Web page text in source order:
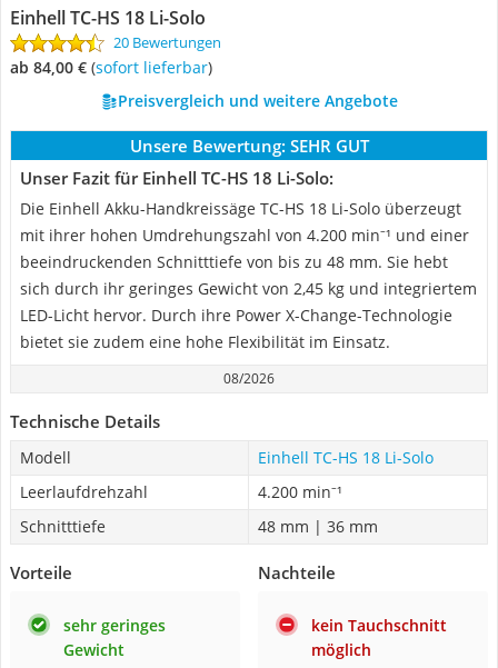
Einhell TC-HS 18 Li-Solo
20 Bewertungen
ab 84,00 € ( Sofort lieferbar)
Preisvergleich und weitere Angebote
Unsere Bewertung: SEHR GUT
Unser Fazit für Einhell TC-HS 18 Li-Solo:
Die Einhell Akku-Handkreissäge TC-HS 18 Li-Solo überzeugt
mit ihrer hohen Umdrehungszahl von 4.200 min⁻¹ und einer
beeindruckenden Schnitttiefe von bis zu 48 mm. Sie hebt
sich durch ihr geringes Gewicht von 2,45 kg und integriertem
LED-Licht hervor. Durch ihre Power X-Change-Technologie
bietet sie zudem eine hohe Flexibilität im Einsatz.
08/2026
Technische Details
Modell
Einhell TC-HS 18 Li-Solo
Leerlaufdrehzahl
4.200 min⁻¹
Schnitttiefe
48 mm | 36 mm
Vorteile
sehr geringes
Gewicht
Nachteile
kein Tauchschnitt
möglich